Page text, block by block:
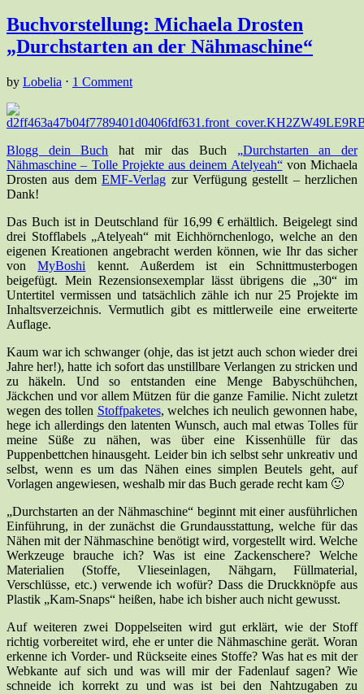
Buchvorstellung: Michaela Drosten
„Durchstarten an der Nähmaschine“
by Lobelia ⋅ 1 Comment
Blogg dein Buch hat mir das Buch „Durchstarten an der
Nähmaschine – Tolle Projekte aus deinem Atelyeah“von Michaela
Drosten aus demEMF-Verlag zur Verfügung gestellt – herzlichen
Dank!
Das Buch ist in Deutschland für 16,99 € erhältlich. Beigelegt sind
drei Stofflabels „Atelyeah“ mit Eichhörnchenlogo, welche an den
eigenen Kreationen angebracht werden können, wie Ihr das sicher
vonMyBoshi kennt. Außerdem ist ein Schnittmusterbogen
beigefügt. Mein Rezensionsexemplar lässt übrigens die „30“ im
Untertitel vermissen und tatsächlich zähle ich nur 25 Projekte im
Inhaltsverzeichnis. Vermutlich gibt es mittlerweile eine erweiterte
Auflage.
Kaum war ich schwanger (ohje, das ist jetzt auch schon wieder drei
Jahre her!), hatte ich sofort das unstillbare Verlangen zu stricken und
zu häkeln. Und so entstanden eine Menge Babyschühchen,
Jäckchen und vor allem Mützen für die ganze Familie. Nicht zuletzt
wegen des tollen Stoffpaketes, welches ich neulich gewonnen habe,
hege ich allerdings den latenten Wunsch, auch mal etwas Tolles für
meine Süße zu nähen, was über eine Kissenhülle für das
Puppenbettchen hinausgeht. Leider bin ich selbst sehr unkreativ und
selbst, wenn es um das Nähen eines simplen Beutels geht, auf
Vorlagen angewiesen, weshalb mir das Buch gerade recht kam 🙂
„Durchstarten an der Nähmaschine“ beginnt mit einer ausführlichen
Einführung, in der zunächst die Grundausstattung, welche für das
Nähen mit der Nähmaschine benötigt wird, vorgestellt wird. Welche
Werkzeuge brauche ich? Was ist eine Zackenschere? Welche
Materialien (Stoffe, Vlieseinlagen, Nähgarn, Füllmaterial,
Verschlüsse, etc.) verwende ich wofür? Dass die Druckknöpfe aus
Plastik „Kam-Snaps“ heißen, habe ich bisher auch nicht gewusst.
Auf weiteren zwei Doppelseiten wird gut erklärt, wie der Stoff
richtig vorbereitet wird, ehe er unter die Nähmaschine gerät. Woran
erkenne ich Vorder- und Rückseite eines Stoffe? Was hat es mit der
Webkante auf sich und was will mir der Fadenlauf sagen? Wie
schneide ich korrekt zu und was ist bei den Nahtzugaben zu